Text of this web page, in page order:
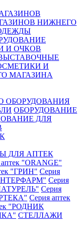
НИЖНЕГО
И ОЧКОВ
И
МАГАЗИНА
ОБОРУДОВАНИЯ
ОБОРУДОВАНИЕ
ДЛЯ
ДЛЯ АПТЕК
"ORANGE"
"ГРИН" Серия
Серия
Серия
Серия аптек
"РОДНИК
СТЕЛЛАЖИ